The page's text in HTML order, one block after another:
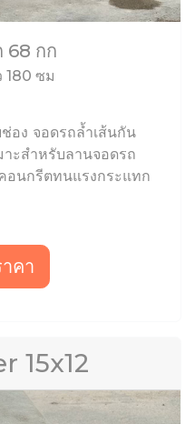
68 กก
180 ซม
อง จอดรถล้ำเส้นกัน
ะสำหรับลานจอดรถ
นกรีตทนแรงกระแทก
คา
15x12